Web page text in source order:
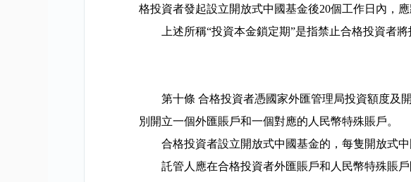
格投資者發起設立開放式中國基金後20個工作日內，
上述所稱“投資本金鎖定期”是指禁止合格投資者
第十條 合格投資者憑國家外匯管理局投資額度及
別開立一個外匯賬戶和一個對應的人民幣特殊賬戶。
合格投資者設立開放式中國基金的，每隻開放式
託管人應在合格投資者外匯賬戶和人民幣特殊賬